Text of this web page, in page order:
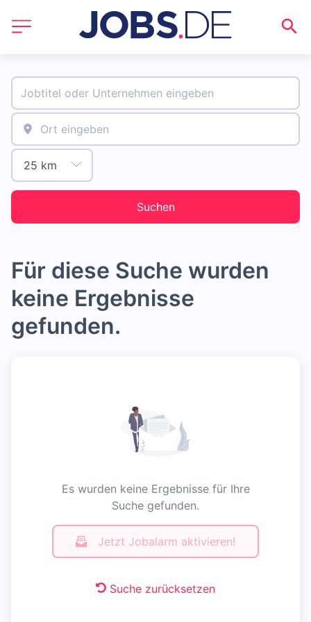
Suchen
Für diese Suche wurden
keine Ergebnisse
gefunden.
Es wurden keine Ergebnisse für Ihre
Suche gefunden.
Jetzt Jobalarm aktivieren!
Suche zurücksetzen